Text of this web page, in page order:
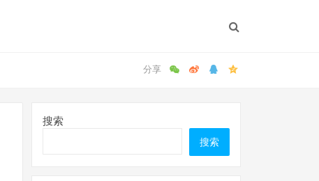
搜索
搜索